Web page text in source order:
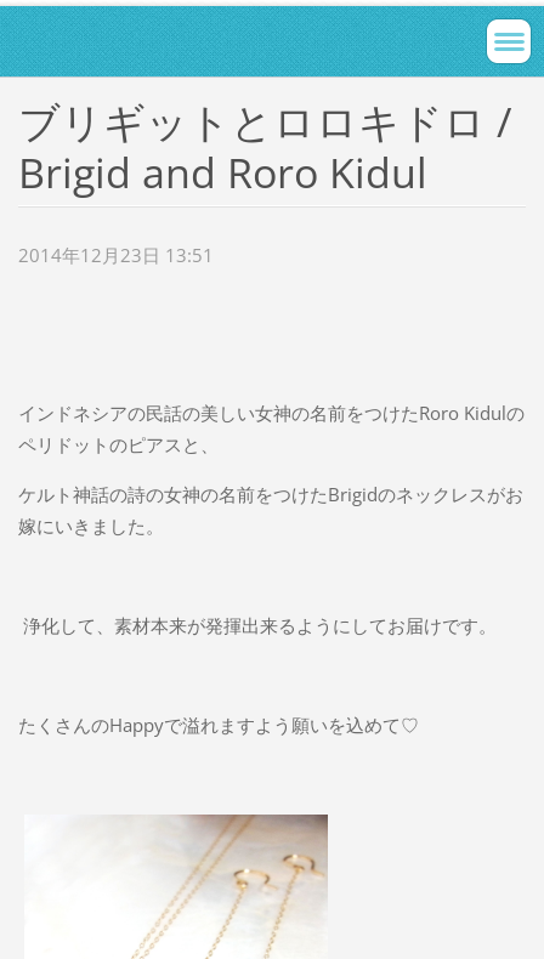
ブリギットとロロキドロ /
Brigid and Roro Kidul
2014年12月23日 13:51
インドネシアの民話の美しい女神の名前をつけたRoro Kidulの
ペリドットのピアスと、
ケルト神話の詩の女神の名前をつけたBrigidのネックレスがお
嫁にいきました。
浄化して、素材本来が発揮出来るようにしてお届けです。
たくさんのHappyで溢れますよう願いを込めて♡